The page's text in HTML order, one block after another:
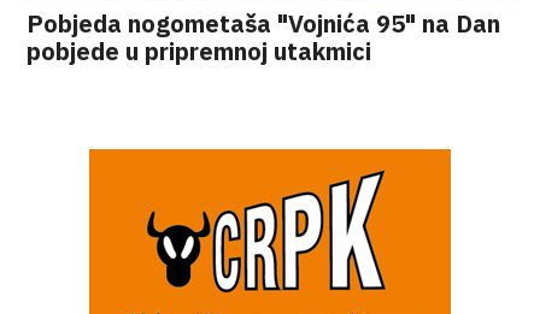
Pobjeda nogometaša "Vojnića 95" na Dan
pobjede u pripremnoj utakmici